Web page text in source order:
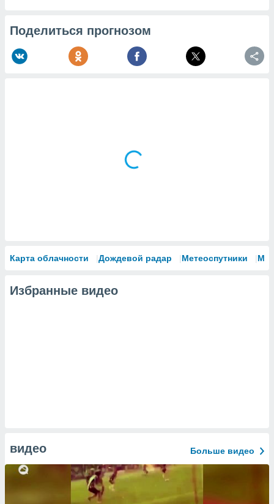
Поделиться прогнозом
Карта облачности Дождевой радар Метеоспутники
Избранные видео
видео Больше видео